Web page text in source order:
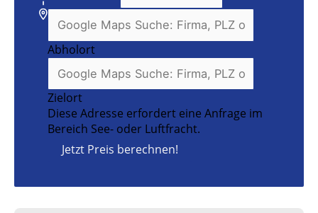
Abholort
Zielort
Diese Adresse erfordert eine Anfrage im
Bereich See- oder Luftfracht.
Jetzt Preis berechnen!